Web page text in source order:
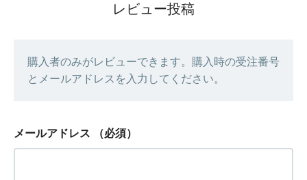
レビュー投稿
購入者のみがレビューできます。購入時の受注番号
とメールアドレスを入力してください。
メールアドレス （必須）